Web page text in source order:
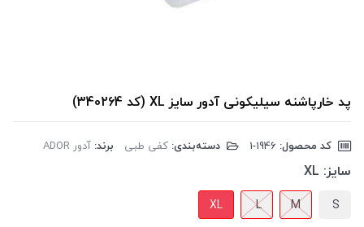
پد خارپاشنه سیلیکونی آدور سایز XL (کد 340264)
کد محصول: دسته‌بندی: کفی طبی برند: آدور ADOR
سایز: XL
S
M
L
XL